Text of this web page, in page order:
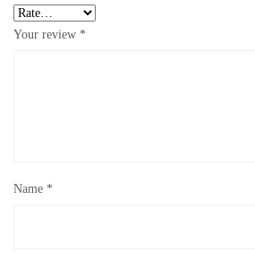
Your review *
Name *